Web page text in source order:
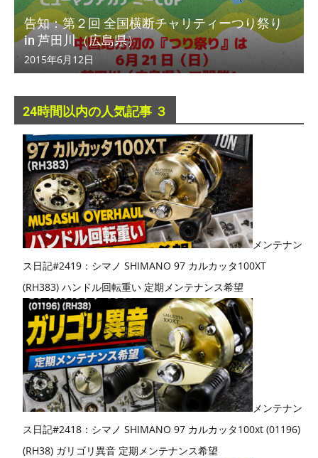
告知：第２回 全国横断チャリティーつり祭り
in 芦田川（広島県）
2015年6月12日
24時間以内の人気記事 ３
メンテナン
ス日記#2419：シマノ SHIMANO 97 カルカッタ100XT
(RH383) ハンドル回転重い 定期メンテナンス希望
メンテナン
ス日記#2418：シマノ SHIMANO 97 カルカッタ100xt (01196)
(RH38) ガリゴリ異音 定期メンテナンス希望